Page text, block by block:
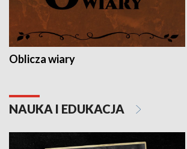
Oblicza wiary
NAUKA I EDUKACJA